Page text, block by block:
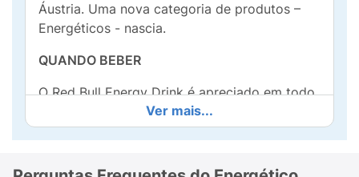
Áustria. Uma nova categoria de produtos –
Energéticos - nascia.
QUANDO BEBER
O Red Bull Energy Drink é apreciado em todo
o mundo por atletas de elite, profissionais
dinâmicos, estudantes ativos e motoristas em
Ver mais...